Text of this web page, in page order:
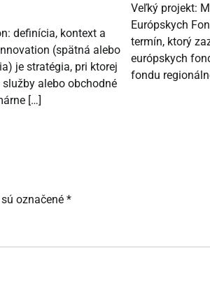
definícia, kontext a
(spätná alebo
je stratégia, pri ktorej
alebo obchodné
[…]
Veľký projekt:
Európskych
termín, ktorý
európskych
fondu
označené *